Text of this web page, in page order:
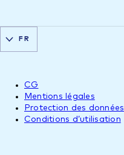
CG
Mentions légales
Protection des données
Conditions d’utilisation
FR